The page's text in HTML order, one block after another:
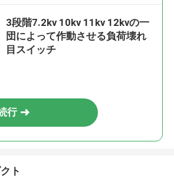
3段階7.2kv 10kv 11kv 12kvの一
団によって作動させる負荷壊れ
目スイッチ
行
ト